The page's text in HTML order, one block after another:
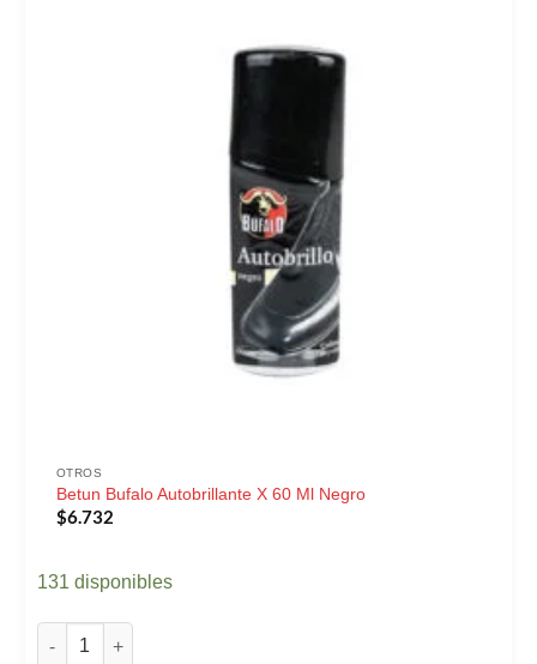
OTROS
Betun Bufalo Autobrillante X 60 Ml Negro
$6.732
131 disponibles
Betun Bufalo Autobrillante X 60 Ml Negro cantidad